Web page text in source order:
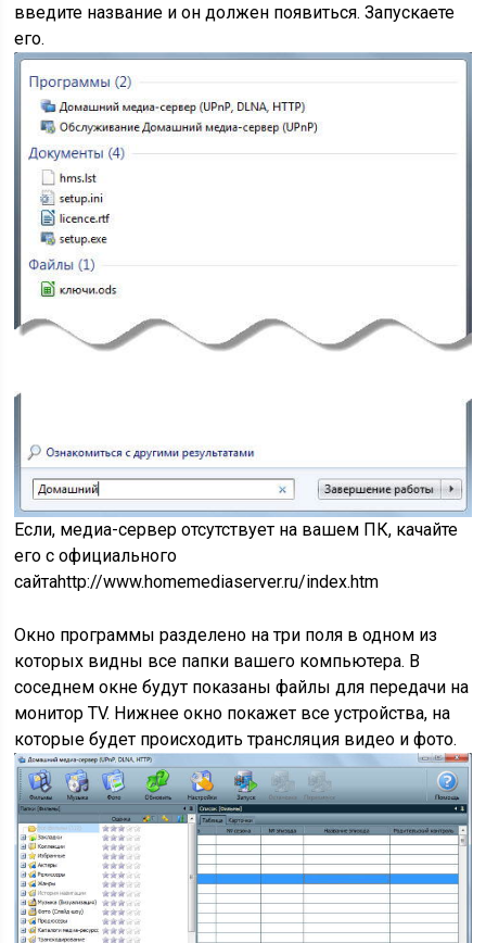
введите название и он должен появиться. Запускаете
его.
Если, медиа-сервер отсутствует на вашем ПК, качайте
его с официального
сайтаhttp://www.homemediaserver.ru/index.htm
Окно программы разделено на три поля в одном из
которых видны все папки вашего компьютера. В
соседнем окне будут показаны файлы для передачи на
монитор TV. Нижнее окно покажет все устройства, на
которые будет происходить трансляция видео и фото.